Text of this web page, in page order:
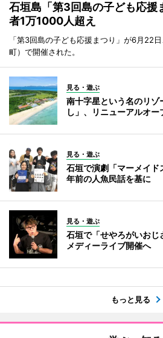
石垣島「第3回島の子ども応
者1万1000人超え
「第3回島の子ども応援まつり」が6月22
町）で開催された。
見る・遊ぶ
南十字星という名のリ
し」、リニューアルオー
見る・遊ぶ
石垣で演劇「マーメイ
年前の人魚民話を基に
見る・遊ぶ
石垣で「せやろがいおじ
メディーライブ開催へ
もっと見る